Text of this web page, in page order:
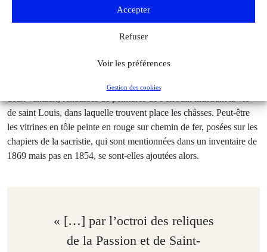
Accepter
Refuser
Voir les préférences
Gestion des cookies
d’une Visitation. Dans la salle capitulaire, les dix-huit stalles et
scellées de fer les plus sécurisées sont à l’étage. Le chapitre,
des vitrines s’ajoutent très vite au rez-de-chaussée. La salle
capitulaire est dotée en 1867 d’une grande armoire néogothique à
de saint Louis, dans laquelle trouvent place les châsses. Peut-être
les vitrines en tôle peinte en rouge sur chemin de fer, posées sur les
chapiers de la sacristie, qui sont mentionnées dans un inventaire de
1869 mais pas en 1854, se sont-elles ajoutées alors.
« […] par l’octroi des reliques
de la Passion et de Saint-